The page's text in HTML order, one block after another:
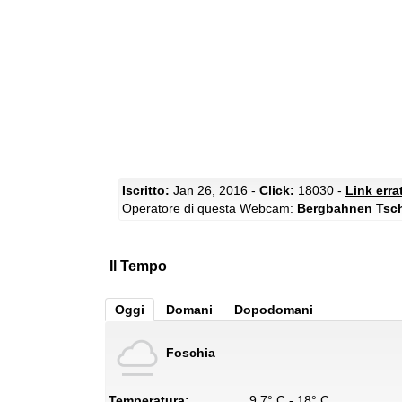
Iscritto: Jan 26, 2016 - Click: 18030 - Link
Operatore di questa Webcam: Bergbahnen
Il Tempo
Oggi Domani Dopodomani
Foschia